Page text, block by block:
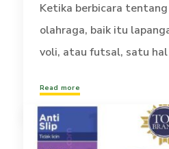
Ketika berbicara
olahraga, baik itu
voli, atau futsal, satu hal
Read more